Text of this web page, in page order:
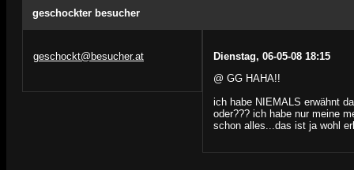
geschockter besucher
geschockt@besucher.at
Dienstag, 06-05-08 18:15
@ GG HAHA!!
ich habe NIEMALS erwähnt
oder??? ich habe nur meine
schon alles...das ist ja wohl